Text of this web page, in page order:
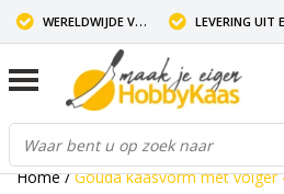
WERELDWIJDE VERZENDING LEVERING UIT EIGEN
Home/Gouda kaasvorm met volger